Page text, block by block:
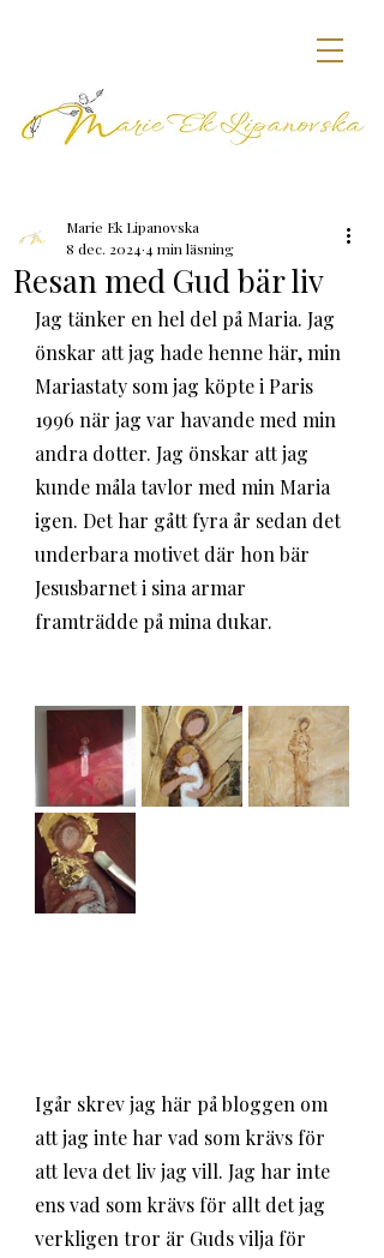
Resan med Gud bär liv
Marie Ek Lipanovska
8 dec. 2024 4 min läsning
Jag tänker en hel del på Maria. Jag
önskar att jag hade henne här, min
Mariastaty som jag köpte i Paris
1996 när jag var havande med min
andra dotter. Jag önskar att jag
kunde måla tavlor med min Maria
igen. Det har gått fyra år sedan det
underbara motivet där hon bär
Jesusbarnet i sina armar
framträdde på mina dukar.
Igår skrev jag här på bloggen om
att jag inte har vad som krävs för
att leva det liv jag vill. Jag har inte
ens vad som krävs för allt det jag
verkligen tror är Guds vilja för